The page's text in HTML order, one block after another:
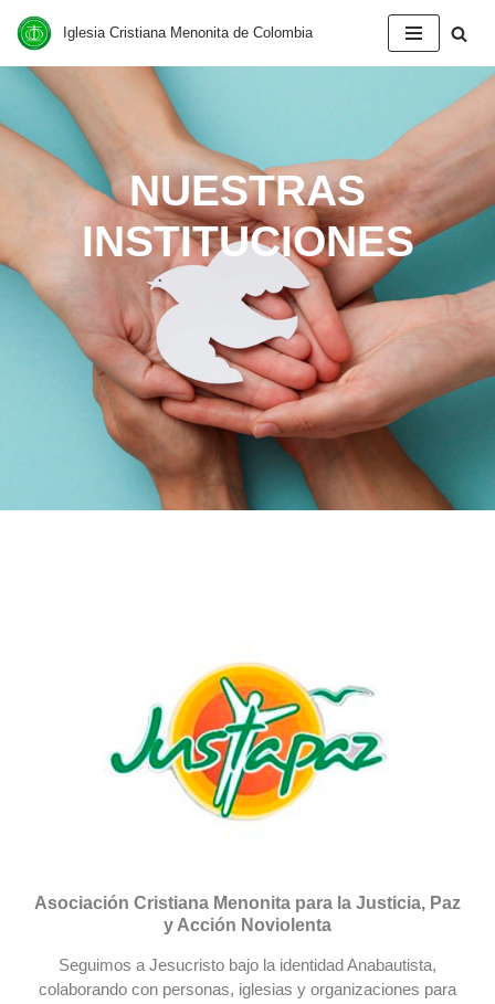
contenido
Iglesia Cristiana Menonita de Colombia
NUESTRAS
INSTITUCIONES
Asociación Cristiana Menonita para la Justicia, Paz
y Acción Noviolenta
Seguimos a Jesucristo bajo la identidad Anabautista,
colaborando con personas, iglesias y organizaciones para